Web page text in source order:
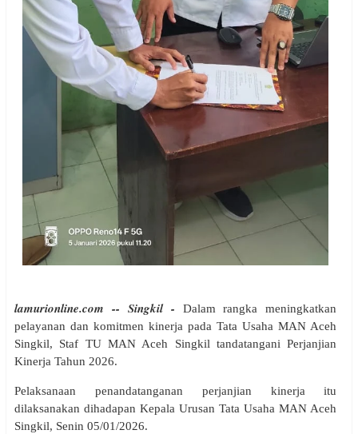
lamurionline.com -- Singkil -
Dalam rangka meningkatkan
pelayanan dan komitmen kinerja pada Tata Usaha MAN Aceh
Singkil, Staf TU MAN Aceh Singkil tandatangani Perjanjian
Kinerja Tahun 2026.
Pelaksanaan penandatanganan perjanjian kinerja itu
dilaksanakan dihadapan Kepala Urusan Tata Usaha MAN Aceh
Singkil, Senin 05/01/2026.